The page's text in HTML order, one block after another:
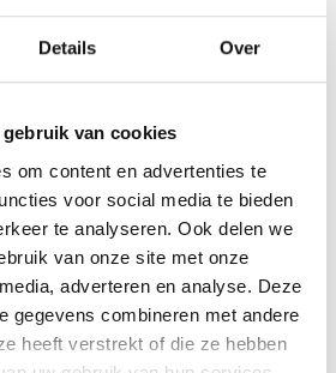
Details Over
van cookies
om content en advertenties te
voor social media te bieden
te analyseren. Ook delen we
van onze site met onze
adverteren en analyse. Deze
gegevens combineren met andere
heeft verstrekt of die ze hebben
zijn voorwaarden. Zo
eerst een potje
voordat hij zou praten.
hier heel
waardoor de
verloopt. Dit is
maakte het verschil.